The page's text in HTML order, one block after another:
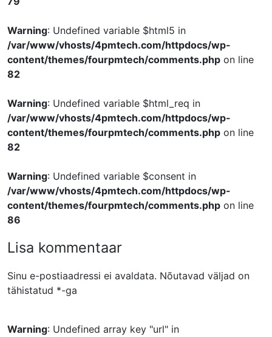
Warning: Undefined variable $html5 in
/var/www/vhosts/4pmtech.com/httpdocs/wp-
content/themes/fourpmtech/comments.php on line
82
Warning: Undefined variable $html_req in
/var/www/vhosts/4pmtech.com/httpdocs/wp-
content/themes/fourpmtech/comments.php on line
82
Warning: Undefined variable $consent in
/var/www/vhosts/4pmtech.com/httpdocs/wp-
content/themes/fourpmtech/comments.php on line
86
Lisa kommentaar
Sinu e-postiaadressi ei avaldata. Nõutavad väljad on
tähistatud *-ga
Warning: Undefined array key "url" in